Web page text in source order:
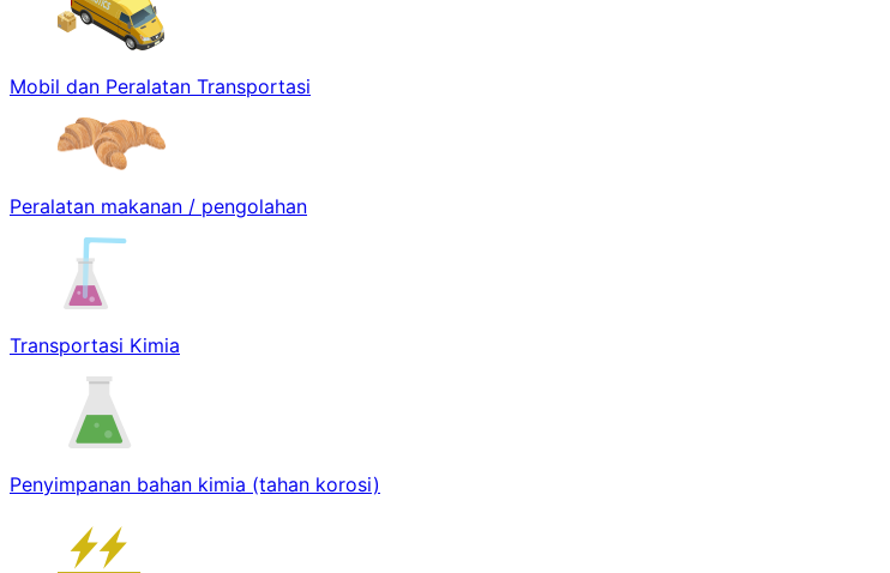
Mobil dan Peralatan Transportasi
Peralatan makanan / pengolahan
Transportasi Kimia
Penyimpanan bahan kimia (tahan korosi)